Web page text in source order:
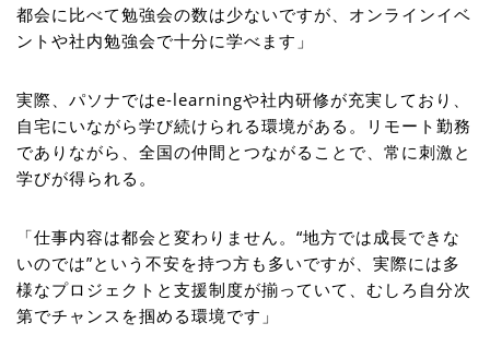
都会に比べて勉強会の数は少ないですが、オンラインイベ
ントや社内勉強会で十分に学べます」
実際、パソナではe-learningや社内研修が充実しており、
自宅にいながら学び続けられる環境がある。リモート勤務
でありながら、全国の仲間とつながることで、常に刺激と
学びが得られる。
「仕事内容は都会と変わりません。“地方では成長できな
いのでは”という不安を持つ方も多いですが、実際には多
様なプロジェクトと支援制度が揃っていて、むしろ自分次
第でチャンスを掴める環境です」